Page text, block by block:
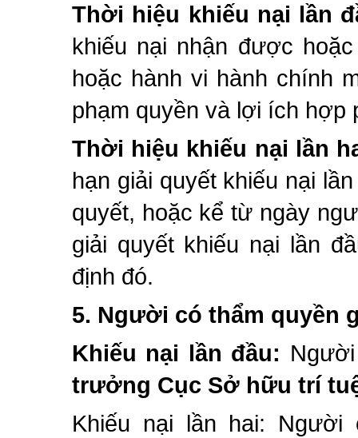
Thời hiệu khiếu nại lần
khiếu nại nhận được
hoặc hành vi hành chính
phạm quyền và lợi ích hợp
Thời hiệu khiếu nại lần
hạn giải quyết khiếu nại
quyết, hoặc kể từ ngày
giải quyết khiếu nại lần
định đó.
5. Người có thẩm quyền
Khiếu nại lần đầu:
trưởng Cục Sở hữu trí
Khiếu nại lần hai: